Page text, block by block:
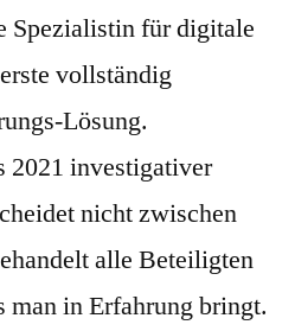
Spezialistin für digitale
vollständig
Lösung.
2021 investigativer
nicht zwischen
alle Beteiligten
man in Erfahrung bringt.